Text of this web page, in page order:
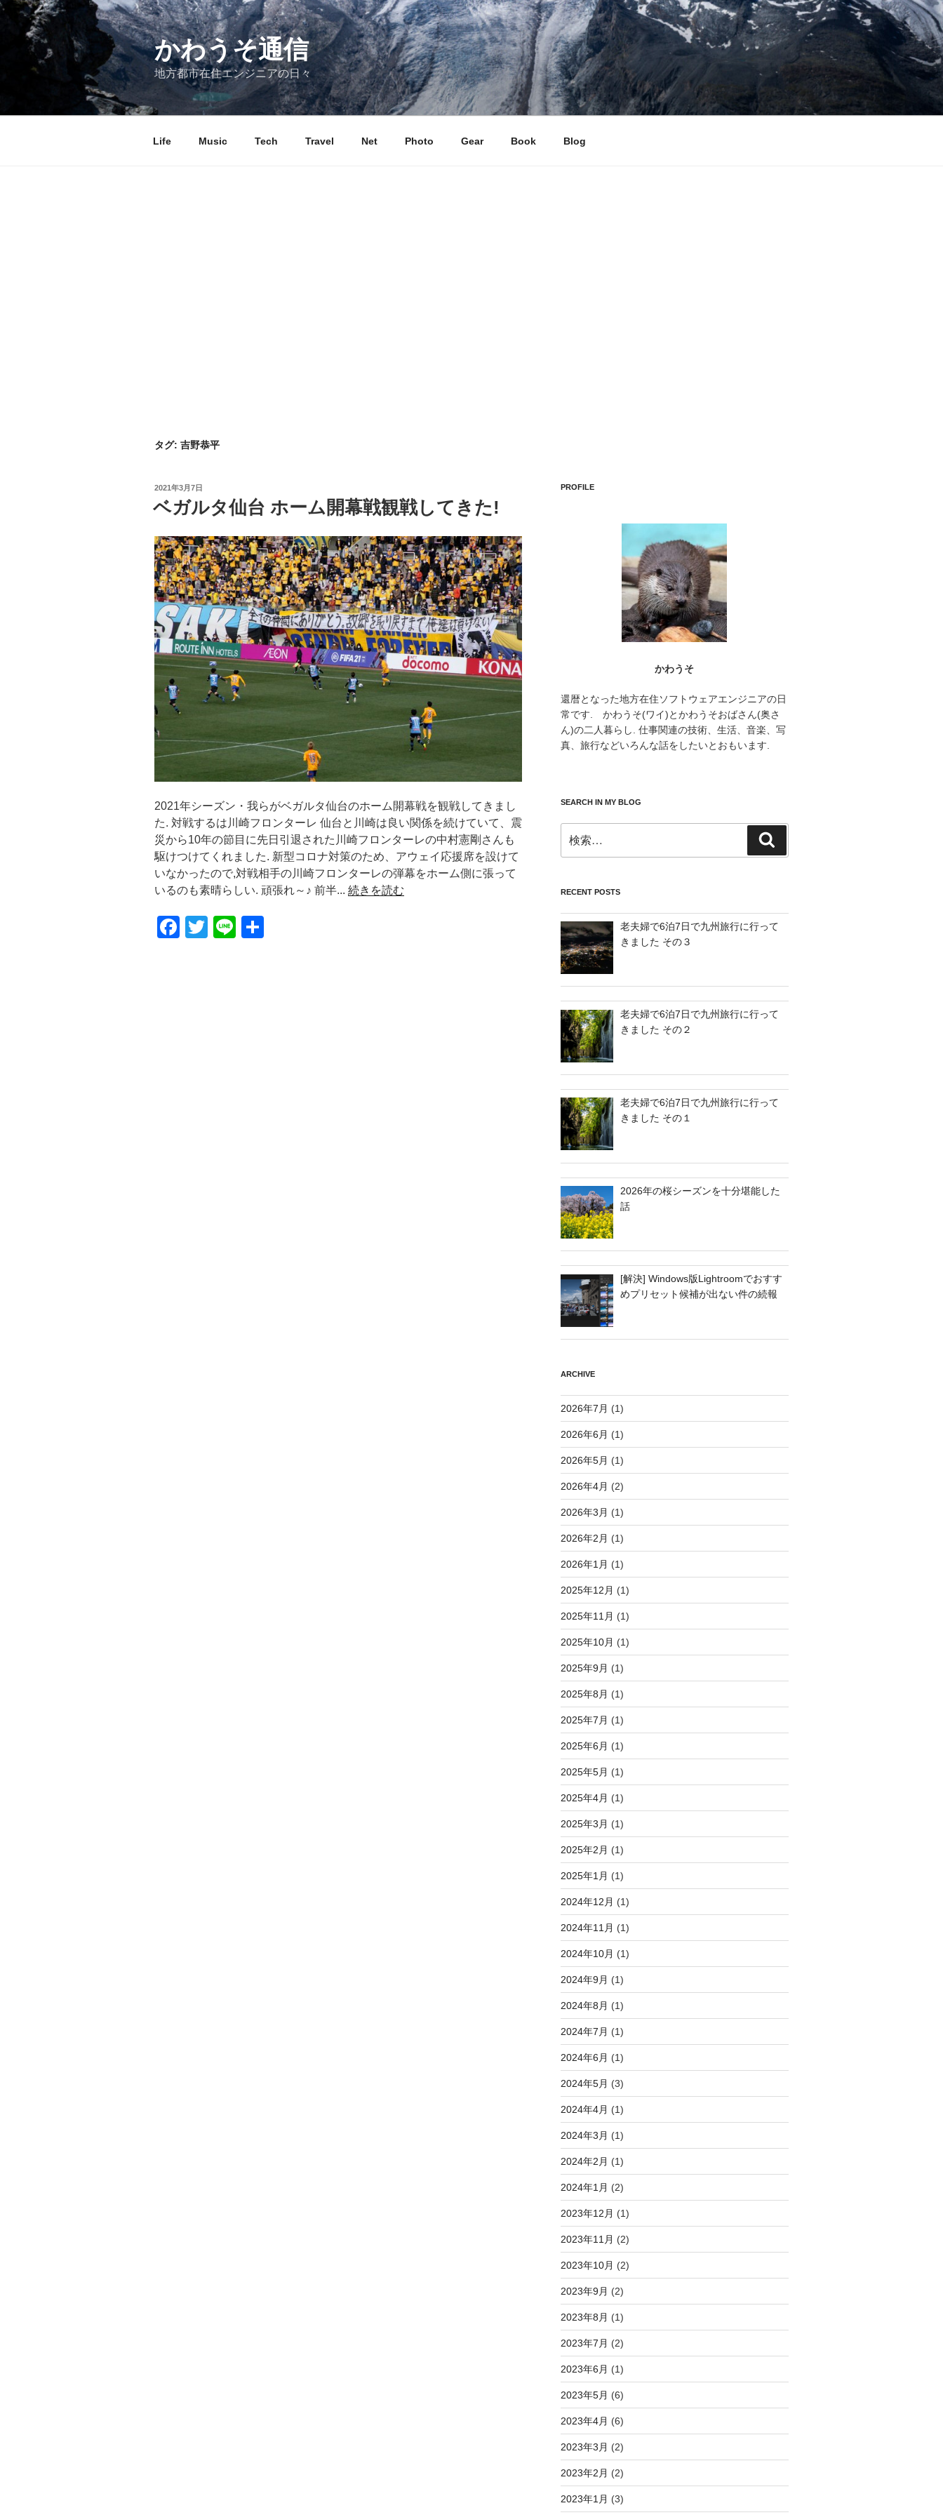
コ
かわうそ通信
地方都市在住エンジニアの日々
Life Music Tech Travel Net Photo Gear Book Blog
タグ: 吉野恭平
投
日:
2021年3月7日
ベガルタ仙台 ホーム開幕戦観戦してきた!
2021年シーズン・我らがベガルタ仙台のホーム開幕戦を観戦してきまし
た. 対戦するは川崎フロンターレ 仙台と川崎は良い関係を続けていて、震
災から10年の節目に先日引退された川崎フロンターレの中村憲剛さんも
駆けつけてくれました. 新型コロナ対策のため、アウェイ応援席を設けて
いなかったので,対戦相手の川崎フロンターレの弾幕をホーム側に張って
いるのも素晴らしい. 頑張れ～♪ 前半... 続きを読む
F
T
Li
PROFILE
かわうそ
還暦となった地方在住ソフトウェアエンジニアの日
常です. かわうそ(ワイ)とかわうそおばさん(奥さ
ん)の二人暮らし. 仕事関連の技術、生活、音楽、写
真、旅行などいろんな話をしたいとおもいます.
SEARCH IN MY BLOG
索:
索
RECENT POSTS
老夫婦で6泊7日で九州旅行に行って
きました その３
老夫婦で6泊7日で九州旅行に行って
きました その２
老夫婦で6泊7日で九州旅行に行って
きました その１
2026年の桜シーズンを十分堪能した
話
[解決] Windows版Lightroomでおすす
めプリセット候補が出ない件の続報
ARCHIVE
2026年7月 (1)
2026年6月 (1)
2026年5月 (1)
2026年4月 (2)
2026年3月 (1)
2026年2月 (1)
2026年1月 (1)
2025年12月 (1)
2025年11月 (1)
2025年10月 (1)
2025年9月 (1)
2025年8月 (1)
2025年7月 (1)
2025年6月 (1)
2025年5月 (1)
2025年4月 (1)
2025年3月 (1)
2025年2月 (1)
2025年1月 (1)
2024年12月 (1)
2024年11月 (1)
2024年10月 (1)
2024年9月 (1)
2024年8月 (1)
2024年7月 (1)
2024年6月 (1)
2024年5月 (3)
2024年4月 (1)
2024年3月 (1)
2024年2月 (1)
2024年1月 (2)
2023年12月 (1)
2023年11月 (2)
2023年10月 (2)
2023年9月 (2)
2023年8月 (1)
2023年7月 (2)
2023年6月 (1)
2023年5月 (6)
2023年4月 (6)
2023年3月 (2)
2023年2月 (2)
2023年1月 (3)